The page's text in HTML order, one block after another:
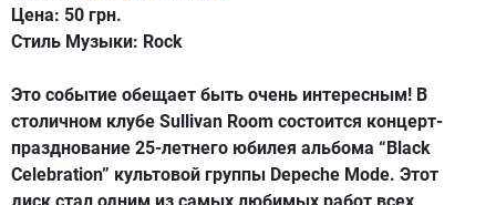
Цена: 50 грн.
Стиль Музыки: Rock
Это событие обещает быть очень интересным! В
столичном клубе Sullivan Room состоится концерт-
празднование 25-летнего юбилея альбома “Black
Celebration” культовой группы Depeche Mode. Этот